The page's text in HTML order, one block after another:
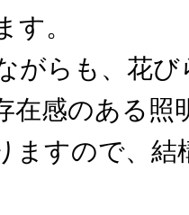
す。
がらも、花び
在感のある照
ますので、結